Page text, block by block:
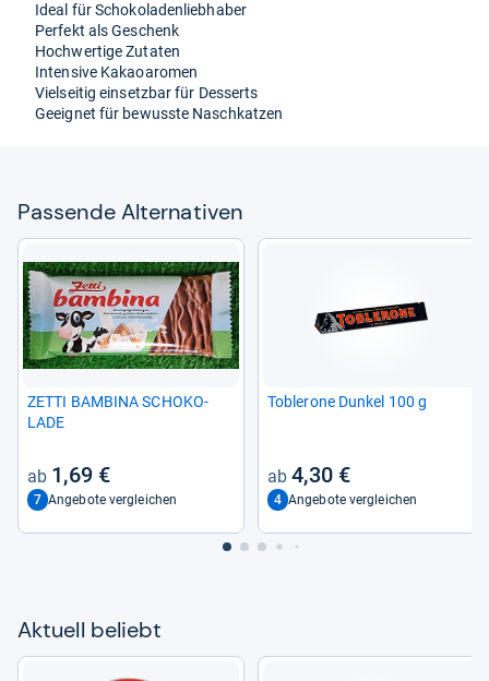
Ideal für Scho­ko­la­den­lieb­ha­ber
Per­fekt als Geschenk
Hoch­wer­tige Zuta­ten
Inten­sive Kakaoaro­men
Viel­sei­tig ein­setz­bar für Des­serts
Geeig­net für bewusste Nasch­kat­zen
Pas­sende Alter­na­ti­ven
ZETTI BAM­BINA SCHO­KO­
LADE
1,69 €
7 Angebote vergleichen
Tob­le­rone Dun­kel 100 g
4,30 €
4 Angebote vergleichen
Aktu­ell beliebt